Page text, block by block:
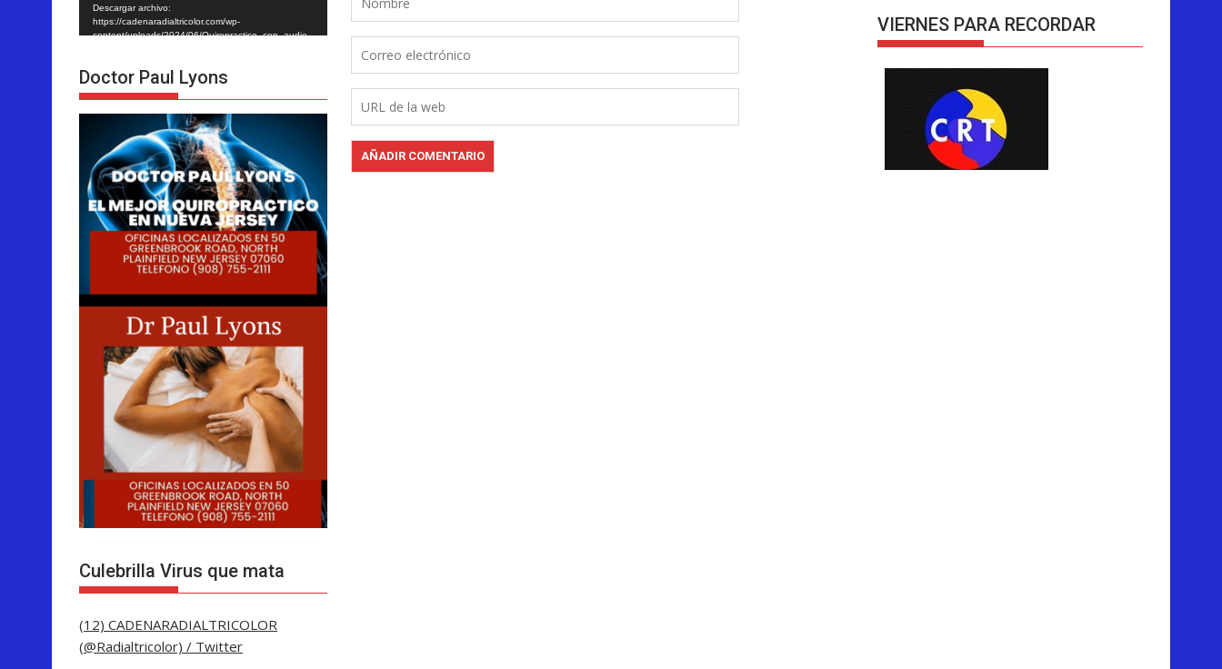
Descargar archivo:
https://cadenaradialtricolor.com/wp-
content/uploads/2024/06/Quiropractico_con_audio_
Doctor Paul Lyons
Culebrilla Virus que mata
(12) CADENARADIALTRICOLOR
(@Radialtricolor) / Twitter
VIERNES PARA RECORDAR